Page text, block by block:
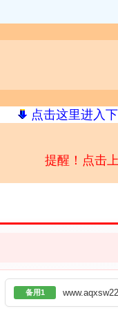
点击这里进入
提醒！点击
备用1